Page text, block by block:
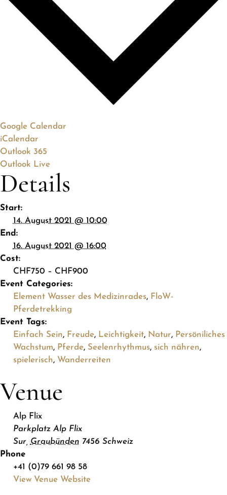
Google Calendar
iCalendar
Outlook 365
Outlook Live
Details
Start:
14. August 2021 @ 10:00
End:
16. August 2021 @ 16:00
Cost:
CHF750 – CHF900
Event Categories:
Element Wasser des Medizinrades, FloW-
Pferdetrekking
Event Tags:
Einfach Sein, Freude, Leichtigkeit, Natur, Persöniliches
Wachstum, Pferde, Seelenrhythmus, sich nähren,
spielerisch, Wanderreiten
Venue
Alp Flix
Parkplatz Alp Flix
Sur, Graubünden 7456 Schweiz
Phone
+41 (0)79 661 98 58
View Venue Website